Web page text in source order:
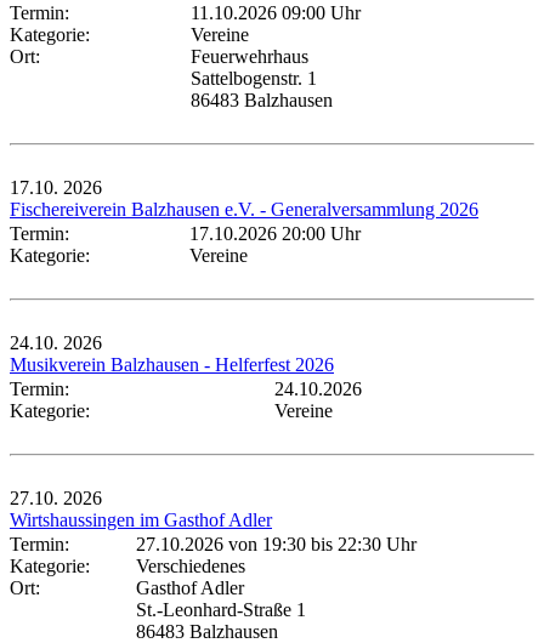
Termin:
11.10.2026 09:00 Uhr
Kategorie:
Vereine
Ort:
Feuerwehrhaus
Sattelbogenstr. 1
86483 Balzhausen
17.10. 2026
Fischereiverein Balzhausen e.V. - Generalversammlung 2026
Termin:
17.10.2026 20:00 Uhr
Kategorie:
Vereine
24.10. 2026
Musikverein Balzhausen - Helferfest 2026
Termin:
24.10.2026
Kategorie:
Vereine
27.10. 2026
Wirtshaussingen im Gasthof Adler
Termin:
27.10.2026 von 19:30 bis 22:30 Uhr
Kategorie:
Verschiedenes
Ort:
Gasthof Adler
St.-Leonhard-Straße 1
86483 Balzhausen